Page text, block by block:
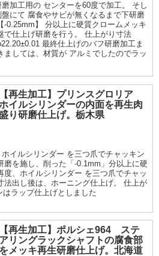
加工用の センターを60度で加工。 そし
にて 腐食やサビが無くなるまで下研磨
-0.25mm】 分以上に硬質クロームメッキ
で仕上げ研磨を行う。 仕上がり寸法
最終仕上げのバフ研磨加工ま
ましては、材質が アルミでしたのでラッ
【再生加工】プリンスグロリア
イルシリンダーの内面を再生肉
り研磨仕上げ。栃木県
イルシリンダー を三つ爪でチャッキン
磨を施し、削った「-0.1mm」分以上に硬
度、ホイルシリンダー を三つ爪でチャッ
法出し後は、ホーニング仕上げ。 仕上が
ラップ仕上げとしました
【再生加工】ポルシェ964 ステ
アリングラックシャフトの腐食部
をメッキ再生研磨仕上げ。北海道